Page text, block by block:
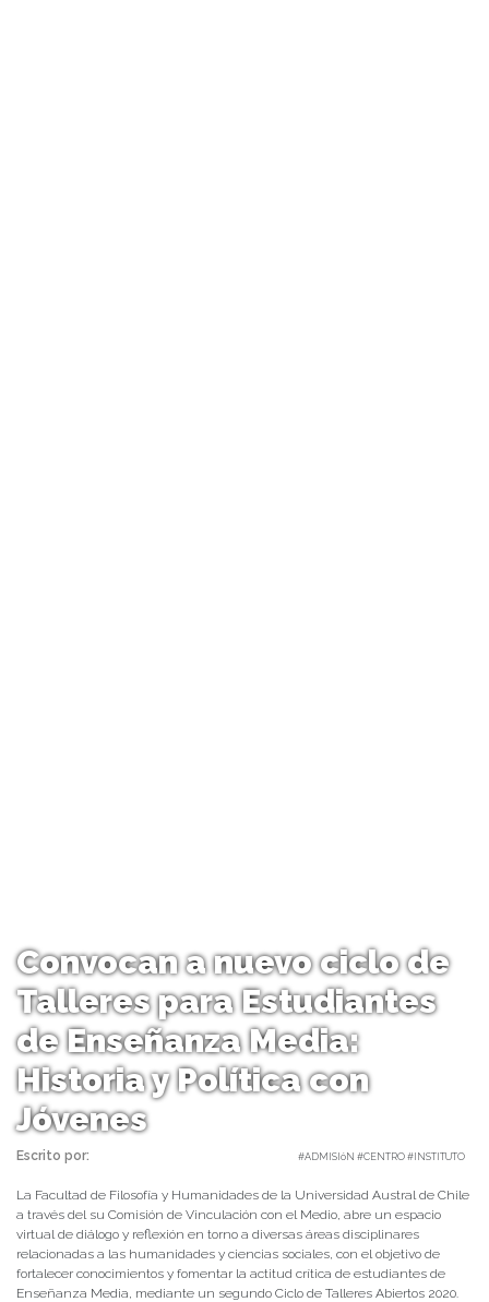
Convocan a nuevo ciclo de
Talleres para Estudiantes
de Enseñanza Media:
Historia y Política con
Jóvenes
Escrito por: #ADMISIóN #CENTRO #INSTITUTO
La Facultad de Filosofía y Humanidades de la Universidad Austral de Chile
a través del su Comisión de Vinculación con el Medio, abre un espacio
virtual de diálogo y reflexión en torno a diversas áreas disciplinares
relacionadas a las humanidades y ciencias sociales, con el objetivo de
fortalecer conocimientos y fomentar la actitud crítica de estudiantes de
Enseñanza Media, mediante un segundo Ciclo de Talleres Abiertos 2020.